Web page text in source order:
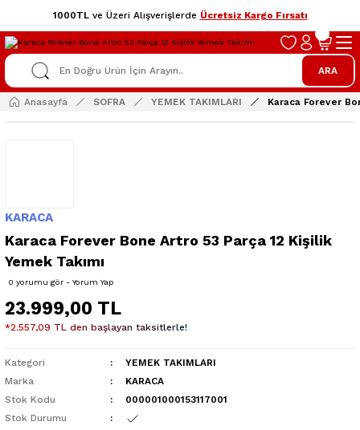
1000TLve Üzeri Alışverişlerde Ücretsiz Kargo Fırsatı
ARA
Anasayfa SOFRA YEMEK TAKIMLARI Karaca Forever
KARACA
Karaca Forever Bone Artro 53 Parça 12 Kişilik
Yemek Takımı
0 yorumu gör - Yorum Yap
23.999,00 TL
*2.557,09 TL den başlayan taksitlerle!
Kategori
YEMEK TAKIMLARI
Marka
KARACA
Stok Kodu
000001000153117001
Stok Durumu